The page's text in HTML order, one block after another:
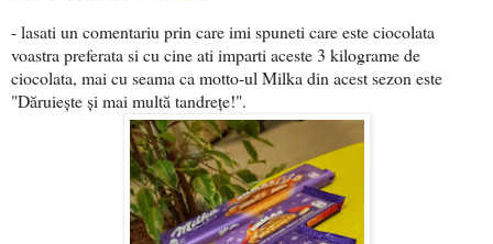
- lasati un comentariu prin care imi spuneti care este ciocolata
voastra preferata si cu cine ati imparti aceste 3 kilograme de
ciocolata, mai cu seama ca motto-ul Milka din acest sezon este
"Dăruiește și mai multă tandrețe!".